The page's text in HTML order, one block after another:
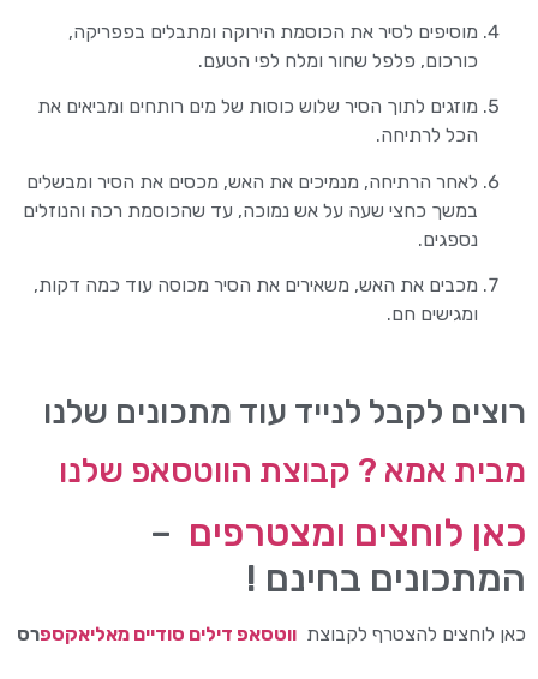
מוסיפים לסיר את הכוסמת הירוקה ומתבלים בפפריקה,
כורכום, פלפל שחור ומלח לפי הטעם.
מוזגים לתוך הסיר שלוש כוסות של מים רותחים ומביאים את
הכל לרתיחה.
לאחר הרתיחה, מנמיכים את האש, מכסים את הסיר ומבשלים
במשך כחצי שעה על אש נמוכה, עד שהכוסמת רכה והנוזלים
נספגים.
מכבים את האש, משאירים את הסיר מכוסה עוד כמה דקות,
ומגישים חם.
רוצים לקבל לנייד עוד מתכונים שלנו
מבית אמא ? קבוצת הווטסאפ שלנו
כאן לוחצים ומצטרפים –
המתכונים בחינם !
כאן לוחצים להצטרף לקבוצת ווטסאפ דילים סודיים מאליאקספרס